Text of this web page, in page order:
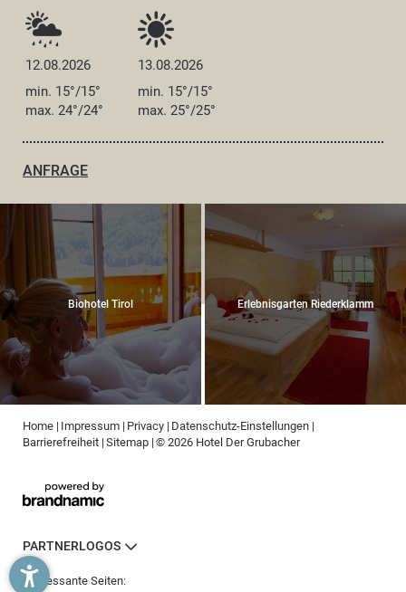
12.08.2026
13.08.2026
min. 15°/15°
max. 24°/24°
min. 15°/15°
max. 25°/25°
ANFRAGE
Biohotel Tirol Erlebnisgarten Riederklamm
Home | Impressum | Privacy | Datenschutz-Einstellungen |
Barrierefreiheit | Sitemap | © 2026 Hotel Der Grubacher
PARTNERLOGOS
Interessante Seiten: